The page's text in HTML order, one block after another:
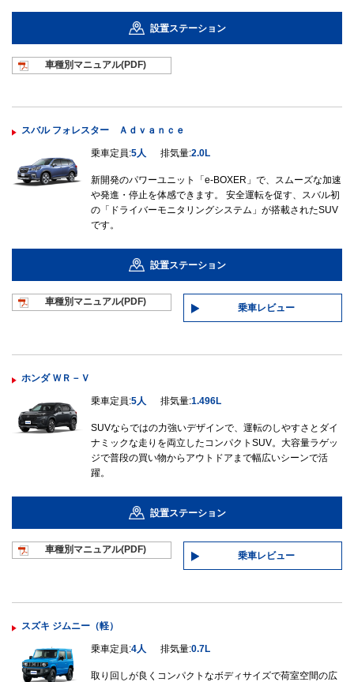
設置ステーション
車種別マニュアル(PDF)
スバル フォレスター Ａｄｖａｎｃｅ
乗車定員:5人 排気量:2.0L
新開発のパワーユニット「e-BOXER」で、スムーズな加速
や発進・停止を体感できます。 安全運転を促す、スバル初
の「ドライバーモニタリングシステム」が搭載されたSUV
です。
設置ステーション
車種別マニュアル(PDF)
乗車レビュー
ホンダ ＷＲ－Ｖ
乗車定員:5人 排気量:1.496L
SUVならではの力強いデザインで、運転のしやすさとダイ
ナミックな走りを両立したコンパクトSUV。大容量ラゲッ
ジで普段の買い物からアウトドアまで幅広いシーンで活
躍。
設置ステーション
車種別マニュアル(PDF)
乗車レビュー
スズキ ジムニー（軽）
乗車定員:4人 排気量:0.7L
取り回しが良くコンパクトなボディサイズで荷室空間の広